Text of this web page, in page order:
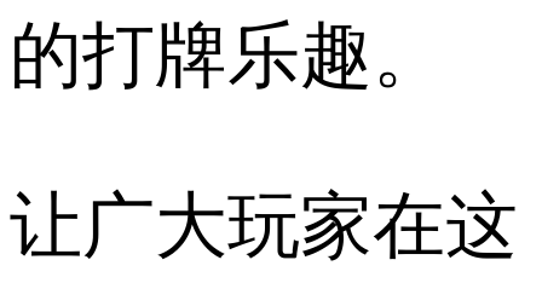
的打牌乐趣。
让广大玩家在这